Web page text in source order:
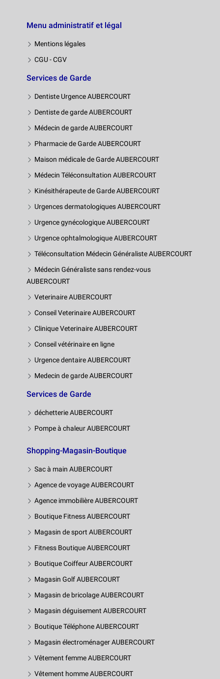
Menu administratif et légal
Mentions légales
CGU - CGV
Services de Garde
Dentiste Urgence AUBERCOURT
Dentiste de garde AUBERCOURT
Médecin de garde AUBERCOURT
Pharmacie de Garde AUBERCOURT
Maison médicale de Garde AUBERCOURT
Médecin Téléconsultation AUBERCOURT
Kinésithérapeute de Garde AUBERCOURT
Urgences dermatologiques AUBERCOURT
Urgence gynécologique AUBERCOURT
Urgence ophtalmologique AUBERCOURT
Téléconsultation Médecin Généraliste AUBERCOURT
Médecin Généraliste sans rendez-vous
AUBERCOURT
Veterinaire AUBERCOURT
Conseil Veterinaire AUBERCOURT
Clinique Veterinaire AUBERCOURT
Conseil vétérinaire en ligne
Urgence dentaire AUBERCOURT
Medecin de garde AUBERCOURT
Services de Garde
déchetterie AUBERCOURT
Pompe à chaleur AUBERCOURT
Shopping-Magasin-Boutique
Sac à main AUBERCOURT
Agence de voyage AUBERCOURT
Agence immobilière AUBERCOURT
Boutique Fitness AUBERCOURT
Magasin de sport AUBERCOURT
Fitness Boutique AUBERCOURT
Boutique Coiffeur AUBERCOURT
Magasin Golf AUBERCOURT
Magasin de bricolage AUBERCOURT
Magasin déguisement AUBERCOURT
Boutique Téléphone AUBERCOURT
Magasin électroménager AUBERCOURT
Vêtement femme AUBERCOURT
Vêtement homme AUBERCOURT